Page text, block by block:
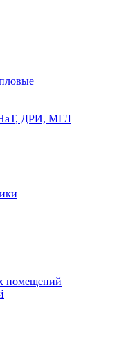
ДРИ, МГЛ
помещений